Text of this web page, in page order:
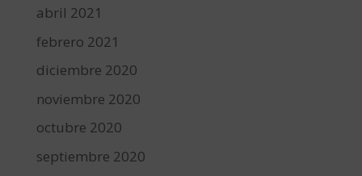
abril 2021
febrero 2021
diciembre 2020
noviembre 2020
octubre 2020
septiembre 2020